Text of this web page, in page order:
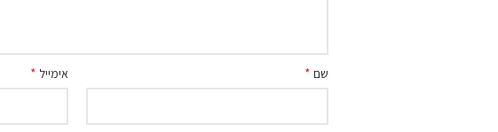
שם * אימייל *